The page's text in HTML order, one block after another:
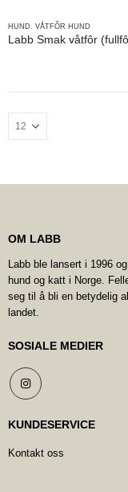
HUND , VÅTFÔR HUND
Labb Smak våtfôr
OM LABB
Labb ble lansert i 1996
hund og katt i Norge.
seg til å bli en betydelig
landet.
SOSIALE MEDIER
KUNDESERVICE
Kontakt oss